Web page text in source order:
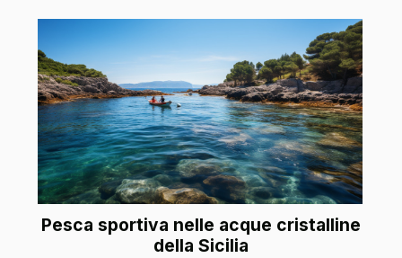
Pesca sportiva nelle acque cristalline
della Sicilia